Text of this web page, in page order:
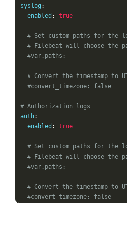
syslog :
enabled : true
# Set custom paths for
# Filebeat will choose the
#var.paths:
# Convert the timestamp to
#convert_timezone: false
# Authorization logs
auth:
enabled : true
# Set custom paths for
# Filebeat will choose the
#var.paths:
# Convert the timestamp to
#convert_timezone: false